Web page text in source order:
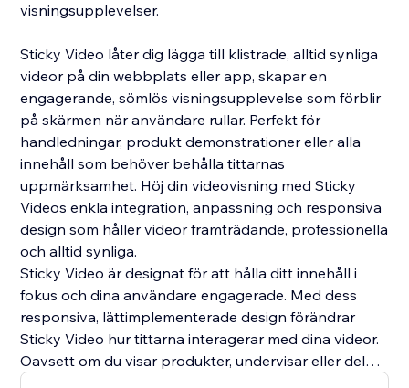
visningsupplevelser.
Sticky Video låter dig lägga till klistrade, alltid synliga
videor på din webbplats eller app, skapar en
engagerande, sömlös visningsupplevelse som förblir
på skärmen när användare rullar. Perfekt för
handledningar, produkt demonstrationer eller alla
innehåll som behöver behålla tittarnas
uppmärksamhet. Höj din videovisning med Sticky
Videos enkla integration, anpassning och responsiva
design som håller videor framträdande, professionella
och alltid synliga.
Sticky Video är designat för att hålla ditt innehåll i
fokus och dina användare engagerade. Med dess
responsiva, lättimplementerade design förändrar
Sticky Video hur tittarna interagerar med dina videor.
Oavsett om du visar produkter, undervisar eller delar